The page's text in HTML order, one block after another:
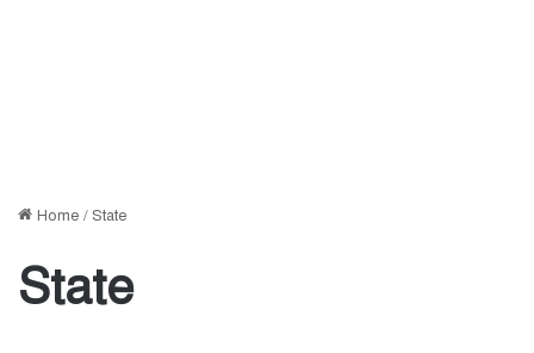
Home / State
State